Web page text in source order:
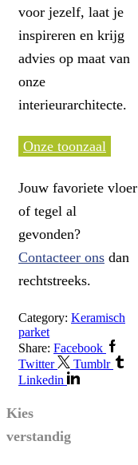
voor jezelf, laat je
inspireren en krijg
advies op maat van
onze
interieurarchitecte.
Onze toonzaal
Jouw favoriete vloer
of tegel al
gevonden?
Contacteer ons dan
rechtstreeks.
Category: Keramisch
parket
Share: Facebook
Twitter
Tumblr
Linkedin
Kies
verstandig